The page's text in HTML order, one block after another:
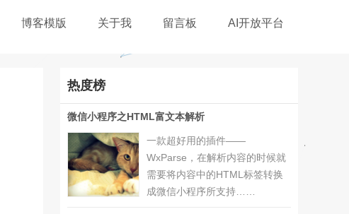
博客模版 关于我 留言板 AI开放平台
热度榜
微信小程序之HTML富文本解析
一款超好用的插件——
WxParse，在解析内容的时候就
需要将内容中的HTML标签转换
成微信小程序所支持……